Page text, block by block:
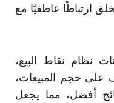
ارتباطًا عاطفيًا مع
نظام نقاط البيع،
على حجم المبيعات،
أفضل، مما يجعل